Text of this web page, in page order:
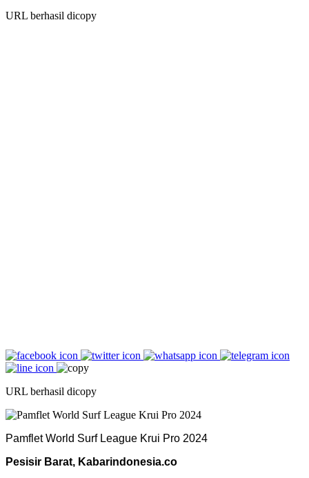
URL berhasil dicopy
URL berhasil dicopy
Pamflet World Surf League Krui Pro 2024
Pesisir Barat, Kabarindonesia.co